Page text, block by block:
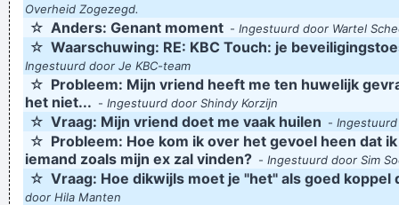
Overheid Zogezegd.
☆ Anders: Genant moment - Ingestuurd door Wartel
☆ Waarschuwing: RE: KBC Touch: je
Ingestuurd door Je KBC-team
☆ Probleem: Mijn vriend heeft me ten huwelijk
het niet... - Ingestuurd door Shindy Korzijn
☆ Vraag: Mijn vriend doet me vaak huilen - Ingestuurd
☆ Probleem: Hoe kom ik over het gevoel heen dat
iemand zoals mijn ex zal vinden? - Ingestuurd door Sim
☆ Vraag: Hoe dikwijls moet je "het" als goed koppel
door Hila Manten